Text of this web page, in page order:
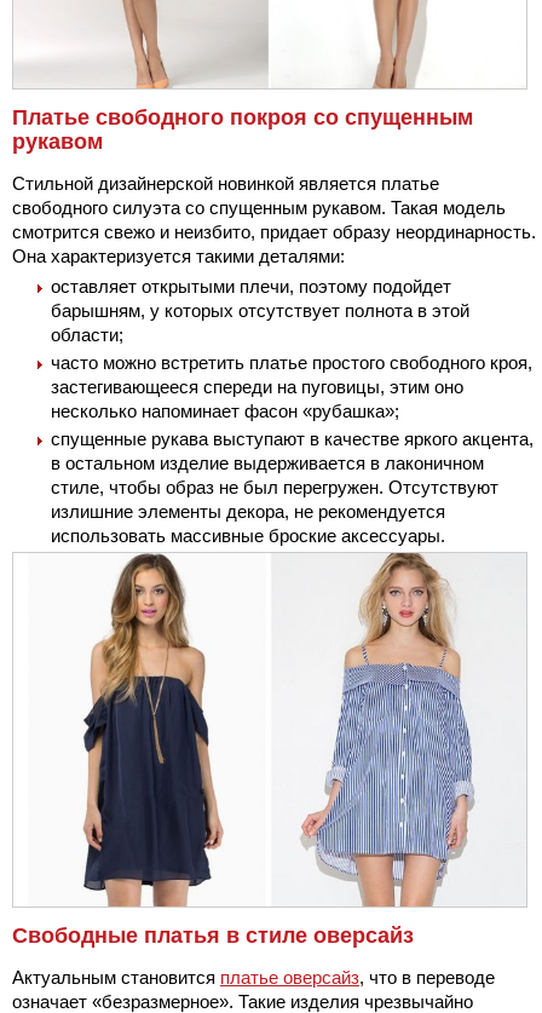
Платье свободного покроя со спущенным
рукавом
Стильной дизайнерской новинкой является платье
свободного силуэта со спущенным рукавом. Такая модель
смотрится свежо и неизбито, придает образу неординарность.
Она характеризуется такими деталями:
оставляет открытыми плечи, поэтому подойдет
барышням, у которых отсутствует полнота в этой
области;
часто можно встретить платье простого свободного кроя,
застегивающееся спереди на пуговицы, этим оно
несколько напоминает фасон «рубашка»;
спущенные рукава выступают в качестве яркого акцента,
в остальном изделие выдерживается в лаконичном
стиле, чтобы образ не был перегружен. Отсутствуют
излишние элементы декора, не рекомендуется
использовать массивные броские аксессуары.
Свободные платья в стиле оверсайз
Актуальным становится платье оверсайз, что в переводе
означает «безразмерное». Такие изделия чрезвычайно